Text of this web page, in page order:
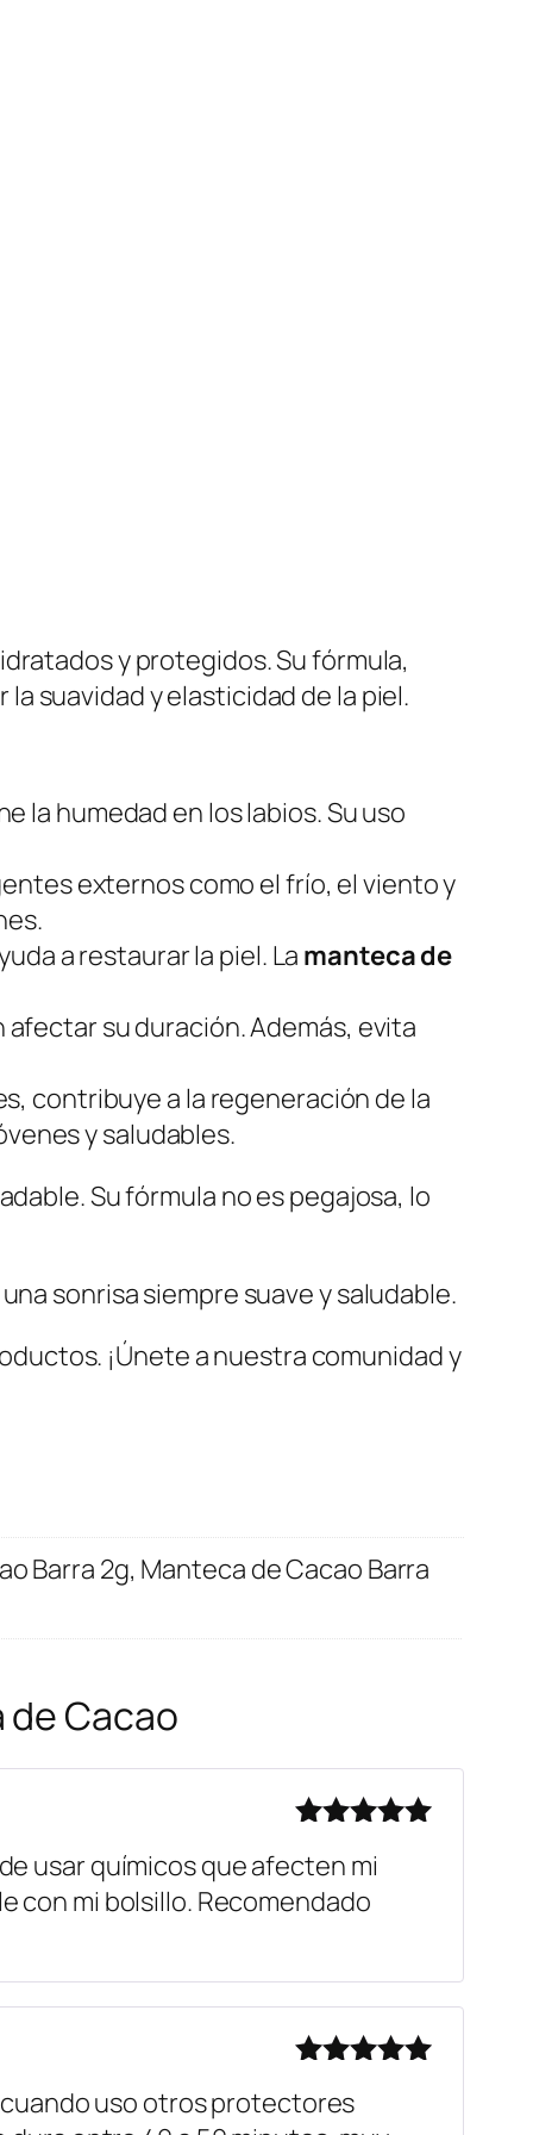
y protegidos. Su fórmula,
suavidad y elasticidad de la piel.
la humedad en los labios. Su uso
externos como el frío, el viento y
a restaurar la piel. La manteca de
su duración. Además, evita
contribuye a la regeneración de la
y saludables.
Su fórmula no es pegajosa, lo
sonrisa siempre suave y saludable.
¡Únete a nuestra comunidad y
Barra 2g, Manteca de Cacao Barra
de Cacao
con 5 de 5
usar químicos que afecten mi
con mi bolsillo. Recomendado
con5
uso otros protectores